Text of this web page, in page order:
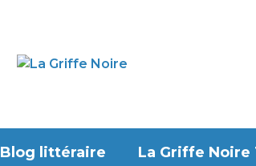
Blog littéraire La Griffe Noire